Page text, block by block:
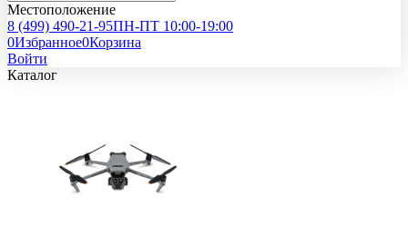
Местоположение
8 (499) 490-21-95ПН-ПТ 10:00-19:00
0Избранное0Корзина
Войти
Каталог